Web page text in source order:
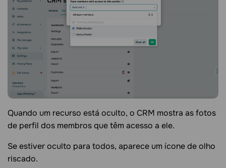
Quando um recurso está oculto, o CRM mostra as fotos
de perfil dos membros que têm acesso a ele.
Se estiver oculto para todos, aparece um ícone de olho
riscado.